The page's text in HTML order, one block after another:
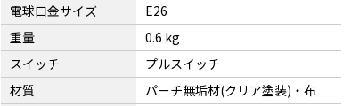
電球口金サイズ
E26
重量
0.6 kg
スイッチ
プルスイッチ
材質
パーチ無垢材(クリア塗装)・布